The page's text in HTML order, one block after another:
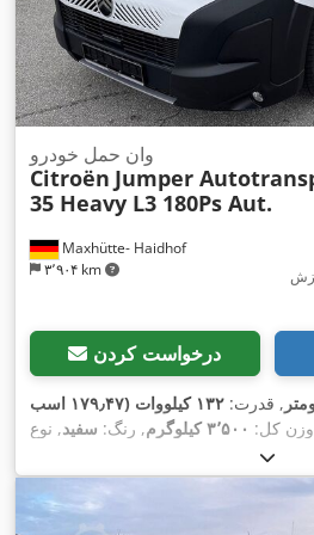
Maxhütte- Haidhof
۳٬۹۰۴ km
وان حمل خودرو
Citroën Jumper
35 Heavy L3 180Ps Aut.
درخواست کردن
, قدرت:
۱۳۲ کیلووات (۱۷۹٫۴۷ اسب
کل: ۳٬۵۰۰ کیلوگرم , رنگ: سفید, نوع
یورو ۶
, ارتفاع کل:۲٬۲۰۰ میلی‌متر
, طول فضای
تجهیزات: